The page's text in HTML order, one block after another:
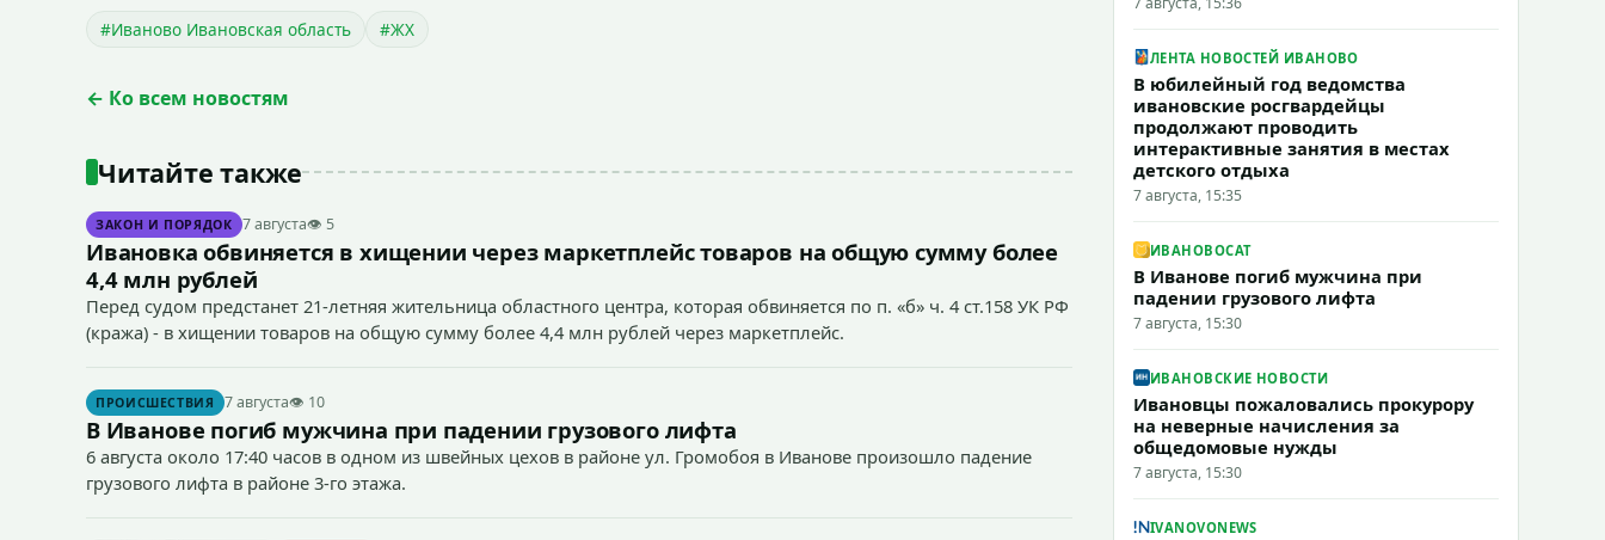
#Иваново Ивановская область #ЖХ
← Ко всем новостям
Читайте также
ЗАКОН И ПОРЯДОК 7 августа👁 5
Ивановка обвиняется в хищении через маркетплейс товаров на общую сумму более
4,4 млн рублей
Перед судом предстанет 21-летняя жительница областного центра, которая обвиняется по п. «б» ч. 4 ст.158 УК РФ
(кража) - в хищении товаров на общую сумму более 4,4 млн рублей через маркетплейс.
ПРОИСШЕСТВИЯ 7 августа👁 10
В Иванове погиб мужчина при падении грузового лифта
6 августа около 17:40 часов в одном из швейных цехов в районе ул. Громобоя в Иванове произошло падение
грузового лифта в районе 3-го этажа.
ЛЕНТА НОВОСТЕЙ ИВАНОВО
В юбилейный год ведомства
ивановские росгвардейцы
продолжают проводить
интерактивные занятия в местах
детского отдыха
7 августа, 15:35
ИВАНОВОCAT
В Иванове погиб мужчина при
падении грузового лифта
7 августа, 15:30
ИВАНОВСКИЕ НОВОСТИ
Ивановцы пожаловались прокурору
на неверные начисления за
общедомовые нужды
7 августа, 15:30
IVANOVONEWS